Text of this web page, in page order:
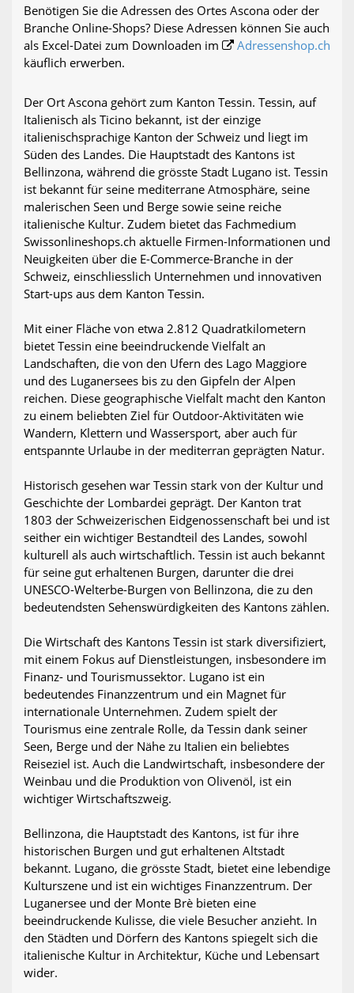
Benötigen Sie die Adressen des Ortes Ascona oder der
Branche Online-Shops? Diese Adressen können Sie auch
als Excel-Datei zum Downloaden im
Adressenshop.ch
käuflich erwerben.
Der Ort Ascona gehört zum Kanton Tessin. Tessin, auf
Italienisch als Ticino bekannt, ist der einzige
italienischsprachige Kanton der Schweiz und liegt im
Süden des Landes. Die Hauptstadt des Kantons ist
Bellinzona, während die grösste Stadt Lugano ist. Tessin
ist bekannt für seine mediterrane Atmosphäre, seine
malerischen Seen und Berge sowie seine reiche
italienische Kultur. Zudem bietet das Fachmedium
Swissonlineshops.ch aktuelle Firmen-Informationen und
Neuigkeiten über die E-Commerce-Branche in der
Schweiz, einschliesslich Unternehmen und innovativen
Start-ups aus dem Kanton Tessin.
Mit einer Fläche von etwa 2.812 Quadratkilometern
bietet Tessin eine beeindruckende Vielfalt an
Landschaften, die von den Ufern des Lago Maggiore
und des Luganersees bis zu den Gipfeln der Alpen
reichen. Diese geographische Vielfalt macht den Kanton
zu einem beliebten Ziel für Outdoor-Aktivitäten wie
Wandern, Klettern und Wassersport, aber auch für
entspannte Urlaube in der mediterran geprägten Natur.
Historisch gesehen war Tessin stark von der Kultur und
Geschichte der Lombardei geprägt. Der Kanton trat
1803 der Schweizerischen Eidgenossenschaft bei und ist
seither ein wichtiger Bestandteil des Landes, sowohl
kulturell als auch wirtschaftlich. Tessin ist auch bekannt
für seine gut erhaltenen Burgen, darunter die drei
UNESCO-Welterbe-Burgen von Bellinzona, die zu den
bedeutendsten Sehenswürdigkeiten des Kantons zählen.
Die Wirtschaft des Kantons Tessin ist stark diversifiziert,
mit einem Fokus auf Dienstleistungen, insbesondere im
Finanz- und Tourismussektor. Lugano ist ein
bedeutendes Finanzzentrum und ein Magnet für
internationale Unternehmen. Zudem spielt der
Tourismus eine zentrale Rolle, da Tessin dank seiner
Seen, Berge und der Nähe zu Italien ein beliebtes
Reiseziel ist. Auch die Landwirtschaft, insbesondere der
Weinbau und die Produktion von Olivenöl, ist ein
wichtiger Wirtschaftszweig.
Bellinzona, die Hauptstadt des Kantons, ist für ihre
historischen Burgen und gut erhaltenen Altstadt
bekannt. Lugano, die grösste Stadt, bietet eine lebendige
Kulturszene und ist ein wichtiges Finanzzentrum. Der
Luganersee und der Monte Brè bieten eine
beeindruckende Kulisse, die viele Besucher anzieht. In
den Städten und Dörfern des Kantons spiegelt sich die
italienische Kultur in Architektur, Küche und Lebensart
wider.